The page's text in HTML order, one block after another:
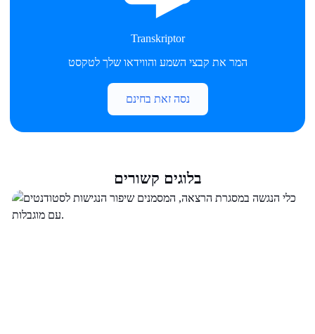
Transkriptor
המר את קבצי השמע והווידאו שלך לטקסט
נסה זאת בחינם
בלוגים קשורים